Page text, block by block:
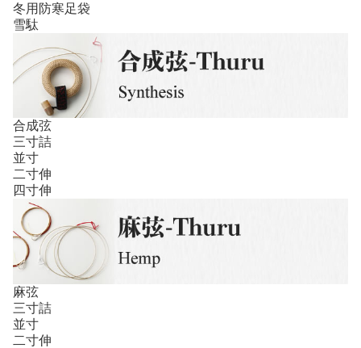
冬用防寒足袋
雪駄
合成弦
三寸詰
並寸
二寸伸
四寸伸
麻弦
三寸詰
並寸
二寸伸